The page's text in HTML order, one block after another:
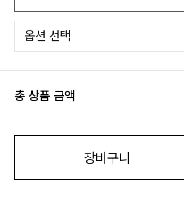
총 상품 금액
장바구니